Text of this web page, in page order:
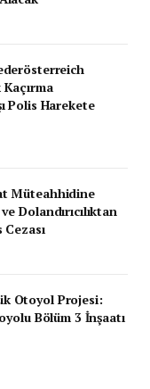
Polis Harekete
Müteahhidine
Dolandırıcılıktan
Otoyol Projesi:
Bölüm 3 İnşaatı